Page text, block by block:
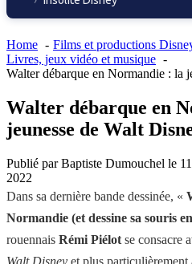
Home
Films et productions
Livres, jeux vidéo et musique
Walter débarque en Normandie : la
Walter débarque en
jeunesse de Walt
Publié parBaptiste Dumouchel le
2022
Dans sa dernière bande dessinée, «
Normandie (et dessine sa souris
rouennais Rémi Piélot se consacre
Walt Disney et plus particulièrement